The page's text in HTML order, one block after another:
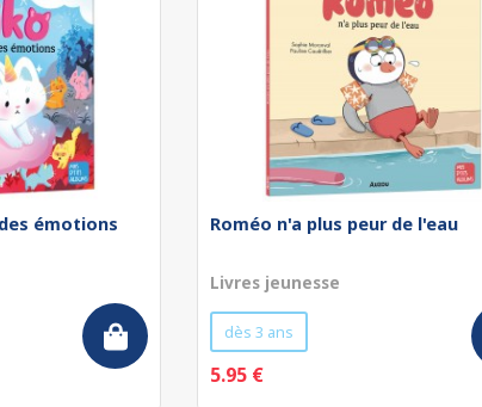
émotions Roméo n'a plus peur de l'eau
Livres jeunesse
dès 3 ans
5.95 €